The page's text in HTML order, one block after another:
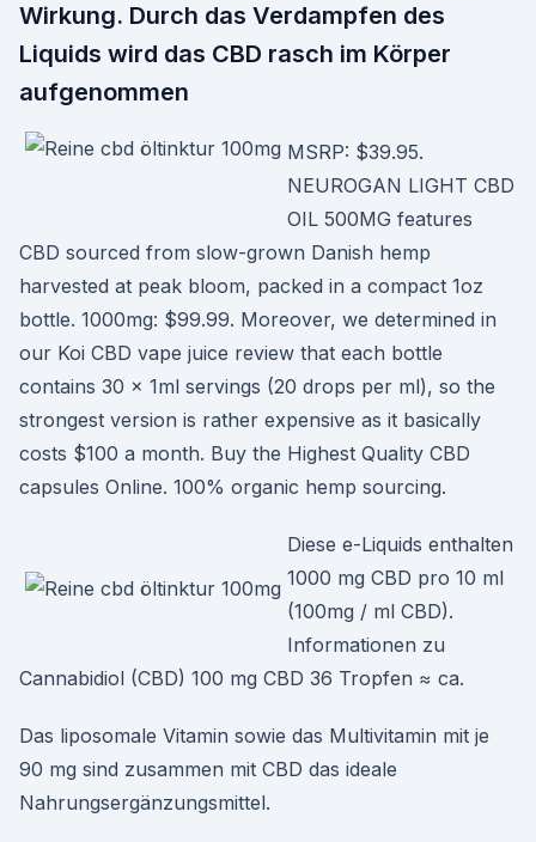
Wirkung. Durch das Verdampfen des
Liquids wird das CBD rasch im Körper
aufgenommen
MSRP: $39.95.
NEUROGAN LIGHT CBD
OIL 500MG features
CBD sourced from slow-grown Danish hemp
harvested at peak bloom, packed in a compact 1oz
bottle. 1000mg: $99.99. Moreover, we determined in
our Koi CBD vape juice review that each bottle
contains 30 x 1ml servings (20 drops per ml), so the
strongest version is rather expensive as it basically
costs $100 a month. Buy the Highest Quality CBD
capsules Online. 100% organic hemp sourcing.
Diese e-Liquids enthalten
1000 mg CBD pro 10 ml
(100mg / ml CBD).
Informationen zu
Cannabidiol (CBD) 100 mg CBD 36 Tropfen ≈ ca.
Das liposomale Vitamin sowie das Multivitamin mit je
90 mg sind zusammen mit CBD das ideale
Nahrungsergänzungsmittel.